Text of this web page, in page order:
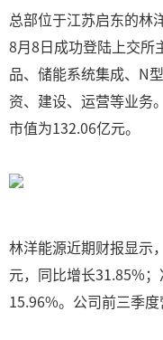
总部位于江苏启东的林
8月8日成功登陆上交所
品、储能系统集成、N
资、建设、运营等业务
市值为132.06亿元。
林洋能源近期财报显示
元，同比增长31.85%
15.96%。公司前三季度